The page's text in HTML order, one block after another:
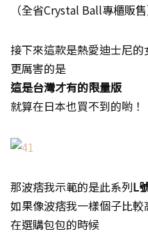
（全省Crystal Ball專櫃販售
接下來這款是熱愛迪士尼的
更厲害的是
這是台灣才有的限量版
就算在日本也買不到的喲！
那波痞我示範的是此系列L
如果像波痞我一樣個子比較
在選購包包的時候